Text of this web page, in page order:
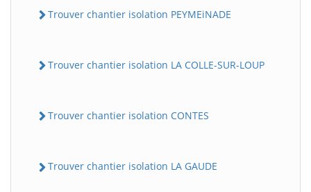
Trouver chantier isolation PEYMEiNADE
Trouver chantier isolation LA COLLE-SUR-LOUP
Trouver chantier isolation CONTES
Trouver chantier isolation LA GAUDE